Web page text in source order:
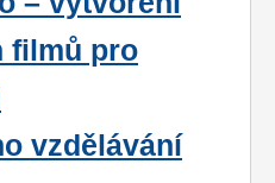
filmů pro
vzdělávání